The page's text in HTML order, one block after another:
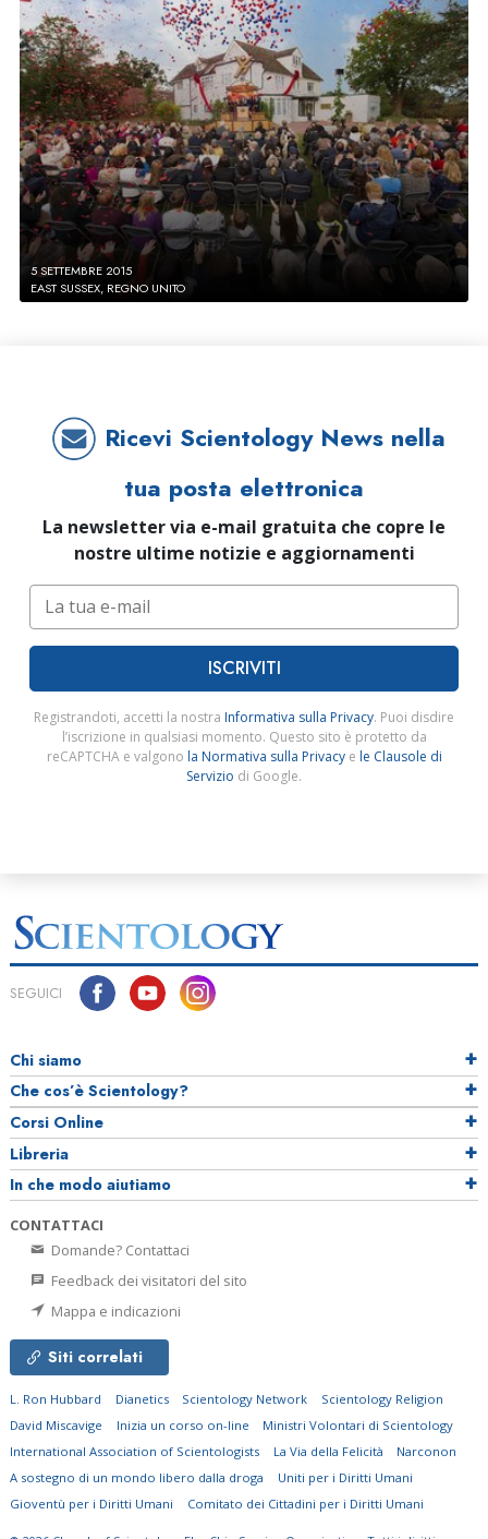
5 SETTEMBRE 2015
EAST SUSSEX, REGNO UNITO
Ricevi Scientology News nella
tua posta elettronica
La newsletter via e-mail gratuita che copre le
nostre ultime notizie e aggiornamenti
ISCRIVITI
Registrandoti, accetti la nostra Informativa sulla Privacy. Puoi disdire
l’iscrizione in qualsiasi momento. Questo sito è protetto da
reCAPTCHA e valgono la Normativa sulla Privacye le Clausole di
Servizio di Google.
SEGUICI
Chi siamo
Che cos’è Scientology?
Corsi Online
Libreria
In che modo aiutiamo
CONTATTACI
Domande? Contattaci
Feedback dei visitatori del sito
Mappa e indicazioni
Siti correlati
L. Ron Hubbard Dianetics Scientology Network
Scientology Religion
David Miscavige
Inizia un corso on-line
Ministri Volontari di Scientology
International Association of Scientologists
La Via della Felicità
Narconon
A sostegno di un mondo libero dalla droga
Uniti per i Diritti Umani
Gioventù per i Diritti Umani
Comitato dei Cittadini per i Diritti Umani